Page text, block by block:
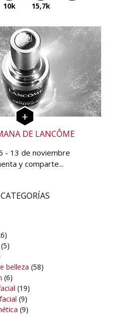
10k 15,7k
DE LANCÔME
- 13 de noviembre
y comparte...
CATEGORÍAS
(5)
belleza (58)
(6)
(19)
(9)
(9)